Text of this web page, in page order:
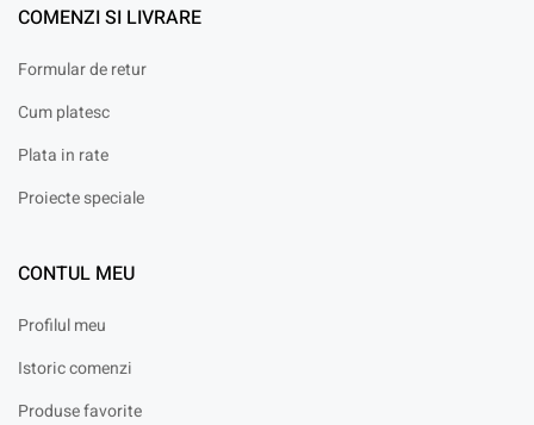
COMENZI SI LIVRARE
Formular de retur
Cum platesc
Plata in rate
Proiecte speciale
CONTUL MEU
Profilul meu
Istoric comenzi
Produse favorite